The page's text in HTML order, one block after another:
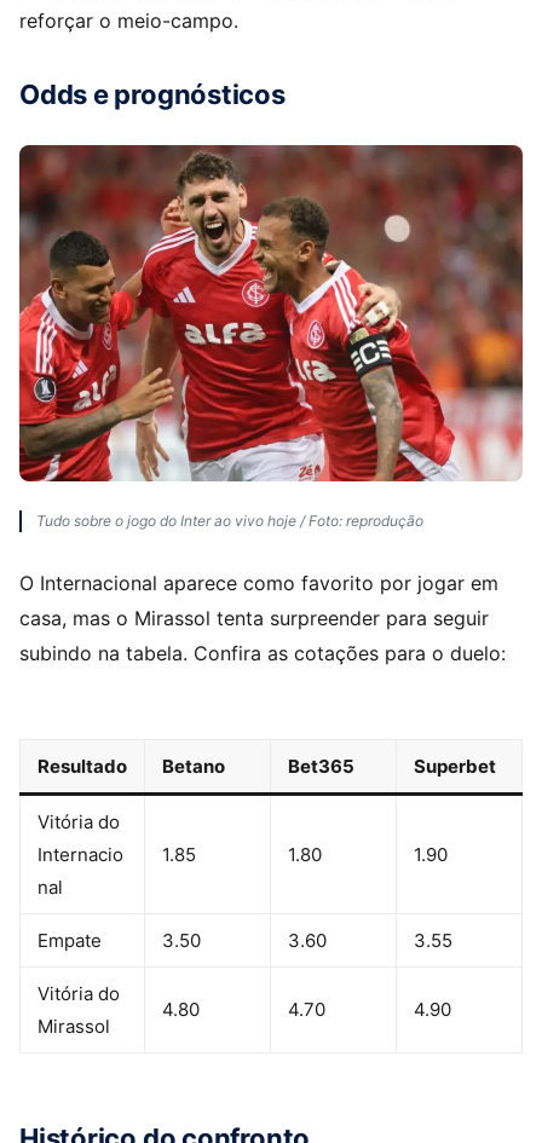
reforçar o meio-campo.
Odds e prognósticos
Tudo sobre o jogo do Inter ao vivo hoje / Foto: reprodução
O Internacional aparece como favorito por jogar em
casa, mas o Mirassol tenta surpreender para seguir
subindo na tabela. Confira as cotações para o duelo:
Resultado Betano Bet365 Superbet
Vitória do
Internacio
nal
1.85 1.80 1.90
Empate 3.50 3.60 3.55
Vitória do
Mirassol
4.80 4.70 4.90